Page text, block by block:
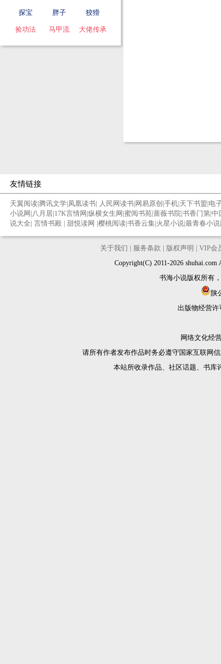
探宝 胖子 狡猾
捡功法 马甲流 大佬传承
友情链接
天翼阅读 腾讯文学 凤凰读书 人民网读书 网易原创 手机 天下书盟 电
小说网 八月居 17K言情网 纵横女生网 蜜阅书苑 蔷薇书院 书香门第 中
说大全 言情书殿 甜悦读网 樱桃阅读 书香云集 火星小说 最青春小
关于我们 服务条款 版权声明
VIP会
Copyright(C) 2011-2026
书海小说版权所有
陕
出版物经营许
网络文化经
请所有作者发布作品时务必遵守国家互联网
本站所收录作品、社区话题、书库